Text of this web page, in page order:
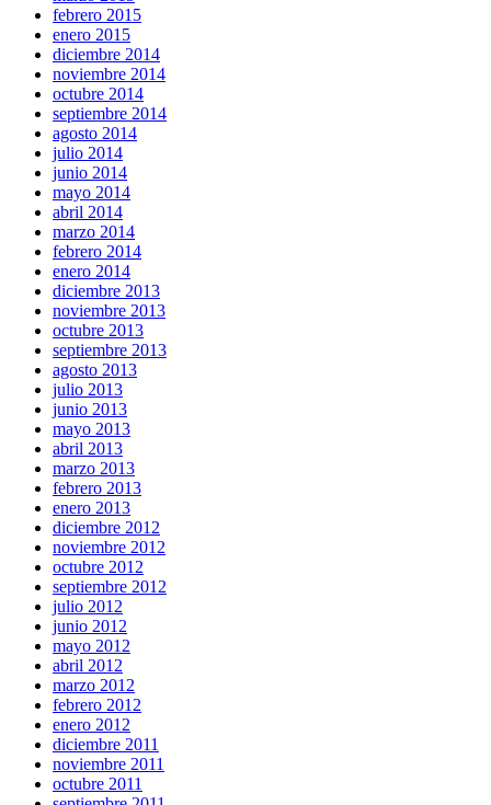
febrero 2015
enero 2015
diciembre 2014
noviembre 2014
octubre 2014
septiembre 2014
agosto 2014
julio 2014
junio 2014
mayo 2014
abril 2014
marzo 2014
febrero 2014
enero 2014
diciembre 2013
noviembre 2013
octubre 2013
septiembre 2013
agosto 2013
julio 2013
junio 2013
mayo 2013
abril 2013
marzo 2013
febrero 2013
enero 2013
diciembre 2012
noviembre 2012
octubre 2012
septiembre 2012
julio 2012
junio 2012
mayo 2012
abril 2012
marzo 2012
febrero 2012
enero 2012
diciembre 2011
noviembre 2011
octubre 2011